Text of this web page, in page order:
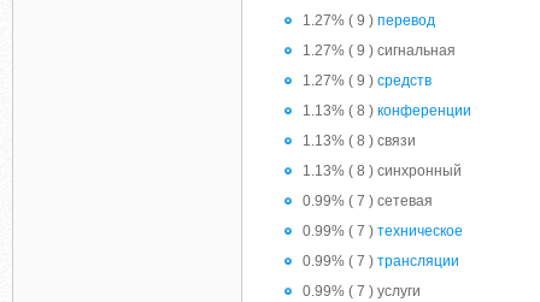
1.27% ( 9 ) перевод
1.27% ( 9 ) сигнальная
1.27% ( 9 ) средств
1.13% ( 8 ) конференции
1.13% ( 8 ) связи
1.13% ( 8 ) синхронный
0.99% ( 7 ) сетевая
0.99% ( 7 ) техническое
0.99% ( 7 ) трансляции
0.99% ( 7 ) услуги